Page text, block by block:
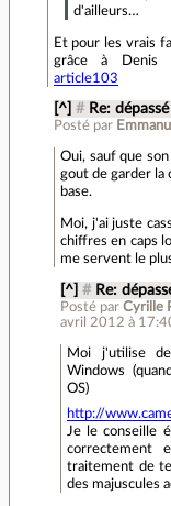
d'ailleurs…
Et pour les vrais
grâce à Denis
article103
[^] # Re: dépassé
Posté par
Oui, sauf que
gout de garder la
base.
Moi, j'ai juste
chiffres en caps
me servent le
[^] # Re:
Posté parCyrille
avril 2012 à
Moi j'utilise
Windows
http://
Je le conseille
correctement
traitement de
des majuscules